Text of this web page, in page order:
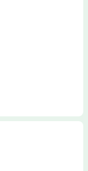
聞の事件は起き
して、電子版は本
、追加、削除してお